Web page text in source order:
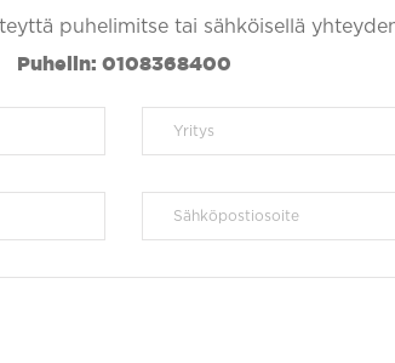
puhelimitse tai sähköisellä
Puhelin: 0108368400